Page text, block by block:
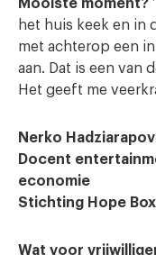
Mooiste moment?
het huis keek en in
met achterop een
aan. Dat is een van
Het geeft me
Nerko
Docent
economie
Stichting Hope Box
Wat voor